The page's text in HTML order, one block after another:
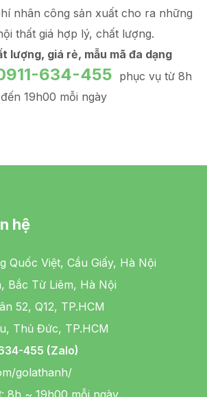
nhân công sản xuất cho ra những
thất giá hợp lý, chất lượng.
lượng, giá rẻ, mẫu mã đa dạng
634-455 phục vụ từ 8h
đến 19h00 mỗi ngày
hệ
Quốc Việt, Cầu Giấy, Hà Nội
Bắc Từ Liêm, Hà Nội
52, Q12, TP.HCM
Thủ Đức, TP.HCM
455 (Zalo)
golathanh/
8h ~ 19h00 mỗi ngày